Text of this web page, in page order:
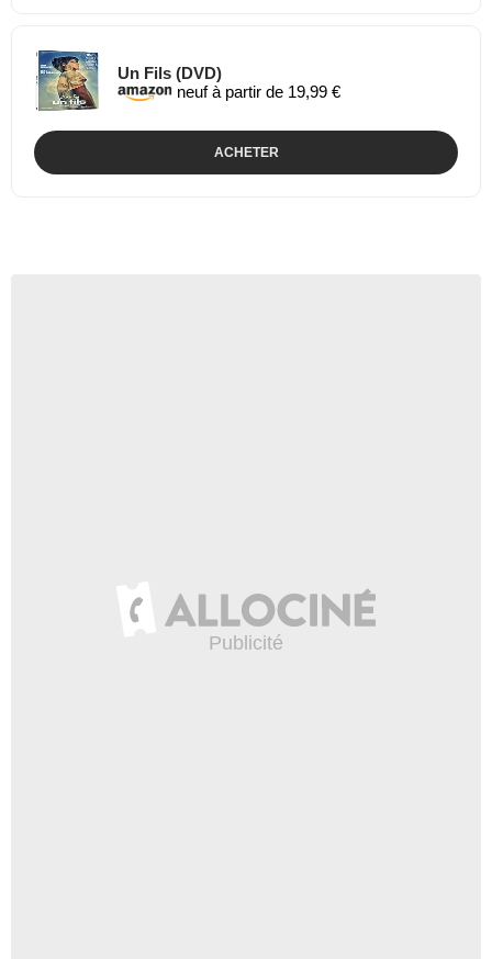
Un Fils (DVD)
neuf à partir de 19,99 €
ACHETER